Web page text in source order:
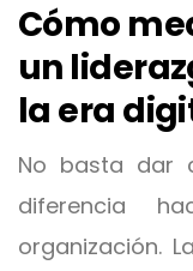
Cómo
un
la era
No basta dar
diferencia
organización.